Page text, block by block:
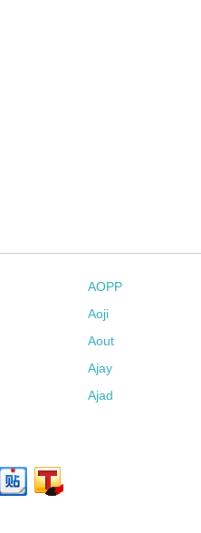
AOPP
Aoji
Aout
Ajay
Ajad